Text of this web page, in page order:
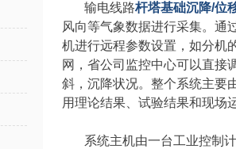
输电线路杆塔基础沉降/位
风向等气象数据进行采集。通
机进行远程参数设置，如分机
网，省公司监控中心可以直接
斜，沉降状况。整个系统主要
用理论结果、试验结果和现场
系统主机由一台工业控制